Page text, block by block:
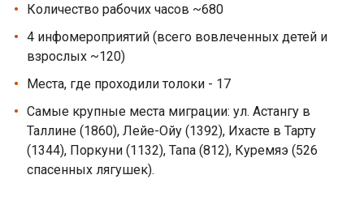
Количество рабочих часов ~680
4 инфомероприятий (всего вовлеченных детей и
взрослых ~120)
Места, где проходили толоки - 17
Самые крупные места миграции: ул. Астангу в
Таллине (1860), Лейе-Ойу (1392), Ихасте в Тарту
(1344), Поркуни (1132), Тапа (812), Куремяэ (526
спасенных лягушек).